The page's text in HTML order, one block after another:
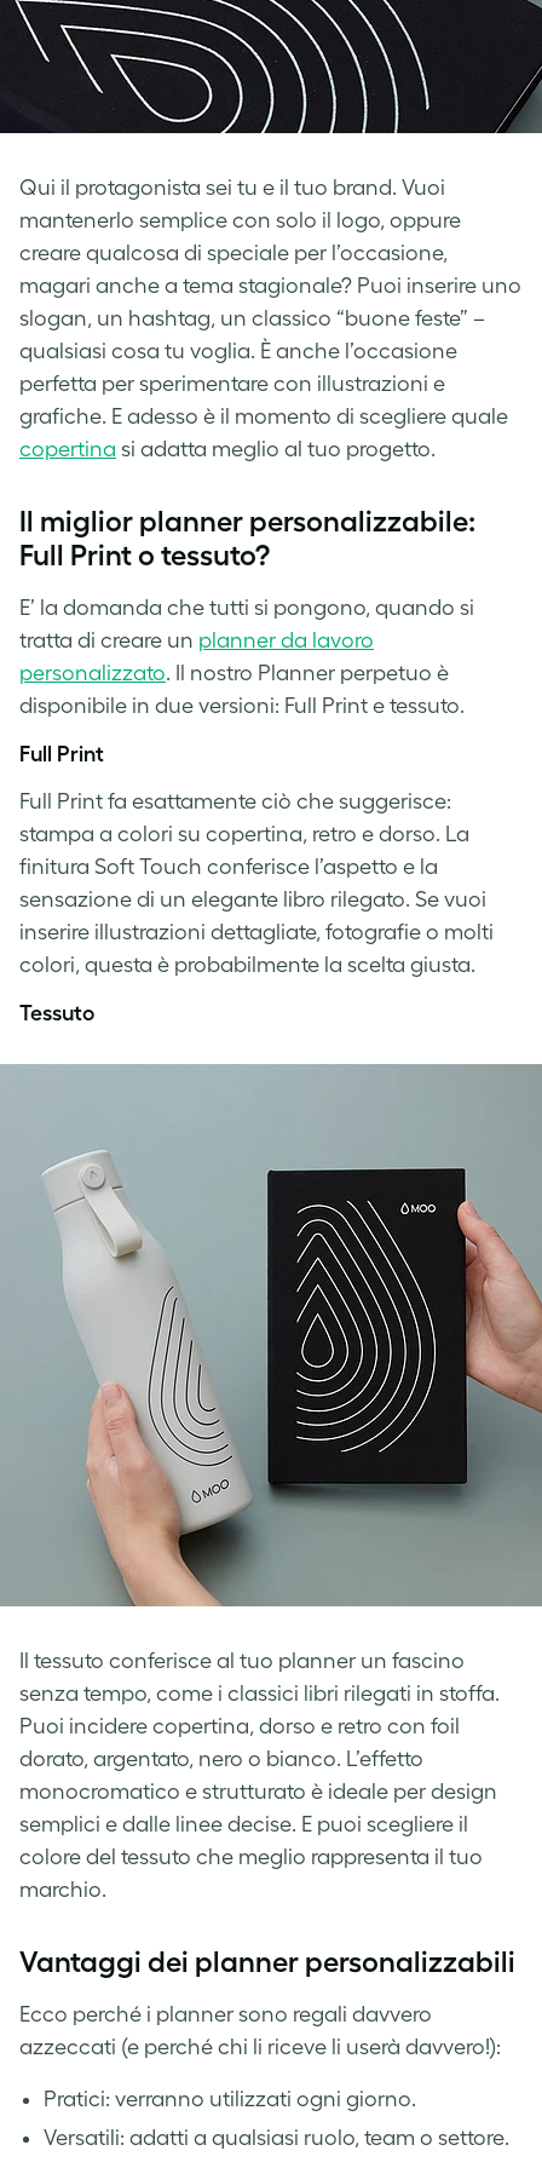
Qui il protagonista sei tu e il tuo brand. Vuoi
mantenerlo semplice con solo il logo, oppure
creare qualcosa di speciale per l’occasione,
magari anche a tema stagionale? Puoi inserire uno
slogan, un hashtag, un classico “buone feste” –
qualsiasi cosa tu voglia. È anche l’occasione
perfetta per sperimentare con illustrazioni e
grafiche. E adesso è il momento di scegliere quale
copertina si adatta meglio al tuo progetto.
Il miglior planner personalizzabile:
Full Print o tessuto?
E’ la domanda che tutti si pongono, quando si
tratta di creare un planner da lavoro
personalizzato. Il nostro Planner perpetuo è
disponibile in due versioni: Full Print e tessuto.
Full Print
Full Print fa esattamente ciò che suggerisce:
stampa a colori su copertina, retro e dorso. La
finitura Soft Touch conferisce l’aspetto e la
sensazione di un elegante libro rilegato. Se vuoi
inserire illustrazioni dettagliate, fotografie o molti
colori, questa è probabilmente la scelta giusta.
Tessuto
Il tessuto conferisce al tuo planner un fascino
senza tempo, come i classici libri rilegati in stoffa.
Puoi incidere copertina, dorso e retro con foil
dorato, argentato, nero o bianco. L’effetto
monocromatico e strutturato è ideale per design
semplici e dalle linee decise. E puoi scegliere il
colore del tessuto che meglio rappresenta il tuo
marchio.
Vantaggi dei planner personalizzabili
Ecco perché i planner sono regali davvero
azzeccati (e perché chi li riceve li userà davvero!):
Pratici: verranno utilizzati ogni giorno.
Versatili: adatti a qualsiasi ruolo, team o settore.